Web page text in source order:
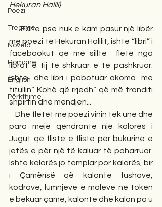
Poezi
Tregime
Novela
Romane
English
Përkthime
Hekuran Halili)
     Edhe pse nuk e kam pasur një libër
me poezi të Hekuran Halilit, ishte “libri” i
facebookut që më sillte  fletë nga
librat e tij të shkruar e të pashkruar.
Ishte  dhe libri i pabotuar akoma  me
titullin” Kohë që rrjedh” që më tronditi
shpirtin dhe mendjen...
para meje qëndronte një kalorës i
Jugut që fliste e fliste për bukurinë e
jetës e për një të kaluar të paharruar.
Ishte kalorës jo templar por kalorës, bir
i Çamërisë që kalonte fushave,
kodrave, lumnjeve e maleve në tokën
e bekuar çame, kalonte dhe kalon pa u